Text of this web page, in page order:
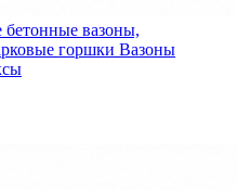
вазоны,
горшки Вазоны